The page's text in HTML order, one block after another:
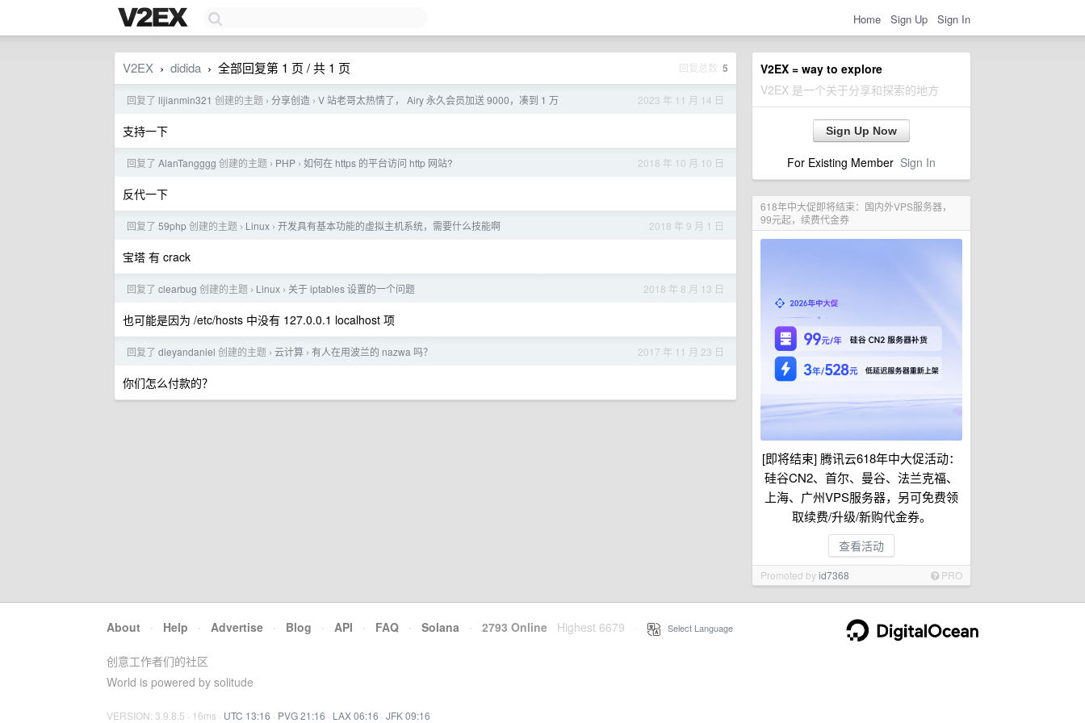
Home Sign Up Sign In
V2EX = way to explore
V2EX 是一个关于分享和探索的地方
Sign Up Now
For Existing Member Sign In
618年中大促即将结束：国内外VPS服务器，
99元起，续费代金券
[即将结束] 腾讯云618年中大促活动：
硅谷CN2、首尔、曼谷、法兰克福、
上海、广州VPS服务器，另可免费领
取续费/升级/新购代金券。
查看活动
Promoted byid7368 PRO
V2EX › didida › 全部回复第 1 页 / 共 1 页 回复总数 5
2023 年 11 月 14 日
回复了 lijianmin321 创建的主题 › 分享创造 › V 站老哥太热情了， Airy 永久会员加送 9000，凑到 1 万
支持一下
2018 年 10 月 10 日
回复了 AlanTangggg 创建的主题 › PHP › 如何在 https 的平台访问 http 网站?
反代一下
2018 年 9 月 1 日
回复了 59php创建的主题 › Linux › 开发具有基本功能的虚拟主机系统，需要什么技能啊
宝塔 有 crack
2018 年 8 月 13 日
回复了 clearbug 创建的主题 › Linux › 关于 iptables 设置的一个问题
也可能是因为 /etc/hosts 中没有 127.0.0.1 localhost 项
2017 年 11 月 23 日
回复了 dieyandaniel 创建的主题 › 云计算 › 有人在用波兰的 nazwa 吗？
你们怎么付款的？
About · Help · Advertise · Blog · API · FAQ · Solana · 2793 Online Highest 6679 Select Language
创意工作者们的社区
World is powered by solitude
VERSION: 3.9.8.5 · 16ms · UTC 13:16 · PVG 21:16 · LAX 06:16 · JFK 09:16